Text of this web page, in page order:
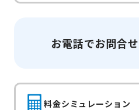
お電話でお問合せ
料金シミュレーション